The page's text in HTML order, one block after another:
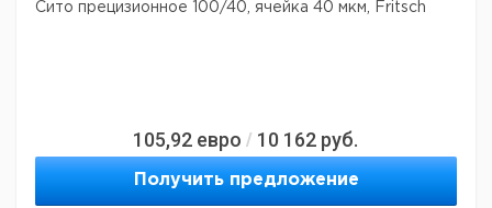
Сито прецизионное 100/40, ячейка 40 мкм, Fritsch
105,92 евро / 10 162 руб.
Получить предложение